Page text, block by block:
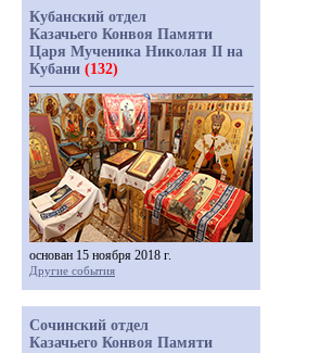
Кубанский отдел
Казачьего Конвоя Памяти
Царя Мученика Николая II на
Кубани (132)
основан 15 ноября 2018 г.
Другие события
Сочинский отдел
Казачьего Конвоя Памяти